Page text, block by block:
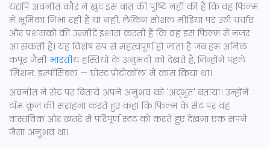
यद्यपि अवनीत कौर ने खुद इस बात की पुष्टि नहीं की है कि वह फिल्म
में भूमिका निभा रही हैं या नहीं, लेकिन सोशल मीडिया पर उठी चर्चाएं
और प्रशंसकों की उम्मीदें इशारा करती हैं कि वह इस फिल्म में नजर
आ सकती हैं। यह विशेष रूप से महत्वपूर्ण हो जाता है जब हम अनिल
कपूर जैसी भारतीय हस्तियों के अनुभवों को देखते हैं, जिन्होंने पहले
'मिशन: इम्पॉसिबल — घोस्ट प्रोटोकॉल' में काम किया था।
अवनीत ने सेट पर बिताये अपने अनुभव को 'अद्भुत' बताया। उन्होंने
टॉम क्रूज की सराहना करते हुए कहा कि फिल्म के सेट पर वह
वास्तविक और खतरे से परिपूर्ण स्टंट को करते हुए देखना एक सपने
जैसा अनुभव था।